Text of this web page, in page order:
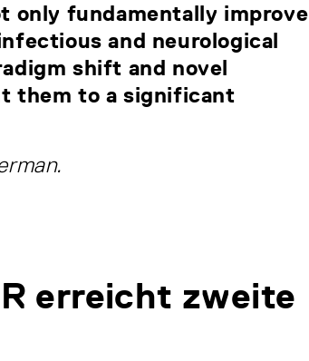
only fundamentally improve
and neurological
shift and novel
them to a significant
erreicht zweite